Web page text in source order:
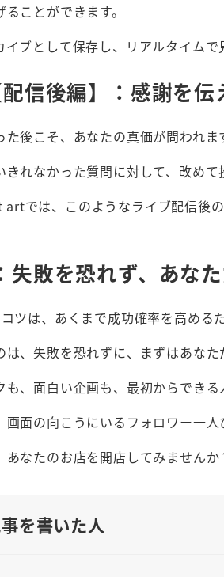
ことができます。
イブとして保存し、リアルタイム
信後編】：感謝を
た後こそ、あなたの真価が問われ
きれなかった質問に対して、改めて
では、このようなライブ配信後
失敗を恐れず、あな
ツは、あくまで成功確率を高める
は、失敗を恐れずに、まずはあなた
も、面白い企画も、最初からできる
画面の向こうにいるフォロワー一
あなたのお店を開店してみませんか
を書いた人